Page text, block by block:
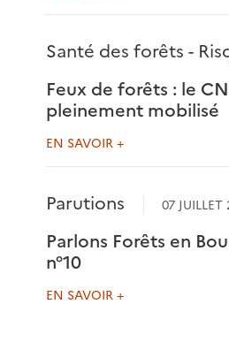
Santé des forêts -
Feux de forêts : le
pleinement mobilisé
EN SAVOIR +
Parutions 07 JUILLET
Parlons Forêts en
n°10
EN SAVOIR +